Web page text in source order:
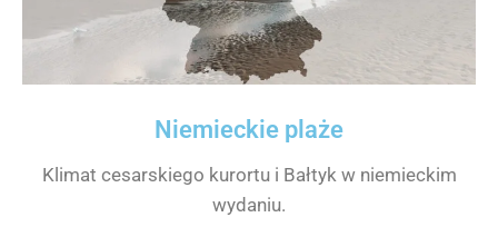
Niemieckie plaże
Klimat cesarskiego kurortu i Bałtyk w niemieckim
wydaniu.